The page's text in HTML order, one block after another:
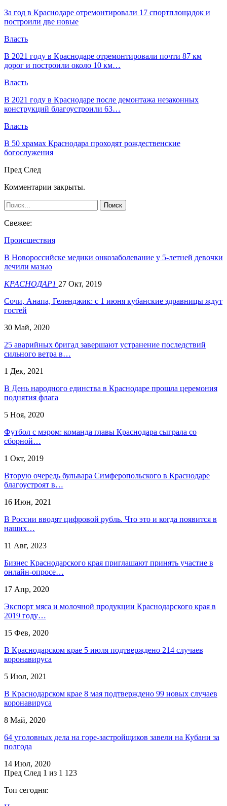
За год в Краснодаре отремонтировали 17 спортплощадок и
построили две новые
Власть
В 2021 году в Краснодаре отремонтировали почти 87 км
дорог и построили около 10 км…
Власть
В 2021 году в Краснодаре после демонтажа незаконных
конструкций благоустроили 63…
Власть
В 50 храмах Краснодара проходят рождественские
богослужения
Пред След
Комментарии закрыты.
Свежее:
Происшествия
В Новороссийске медики онкозаболевание у 5-летней девочки
лечили мазью
КРАСНОДАР1 27 Окт, 2019
Сочи, Анапа, Геленджик: с 1 июня кубанские здравницы ждут
гостей
30 Май, 2020
25 аварийных бригад завершают устранение последствий
сильного ветра в…
1 Дек, 2021
В День народного единства в Краснодаре прошла церемония
поднятия флага
5 Ноя, 2020
Футбол с мэром: команда главы Краснодара сыграла со
сборной…
1 Окт, 2019
Вторую очередь бульвара Симферопольского в Краснодаре
благоустроят в…
16 Июн, 2021
В России вводят цифровой рубль. Что это и когда появится в
наших…
11 Авг, 2023
Бизнес Краснодарского края приглашают принять участие в
онлайн-опросе…
17 Апр, 2020
Экспорт мяса и молочной продукции Краснодарского края в
2019 году…
15 Фев, 2020
В Краснодарском крае 5 июля подтверждено 214 случаев
коронавируса
5 Июл, 2021
В Краснодарском крае 8 мая подтверждено 99 новых случаев
коронавируса
8 Май, 2020
64 уголовных дела на горе-застройщиков завели на Кубани за
полгода
14 Июл, 2020
Пред След 1 из 1 123
Топ сегодня: